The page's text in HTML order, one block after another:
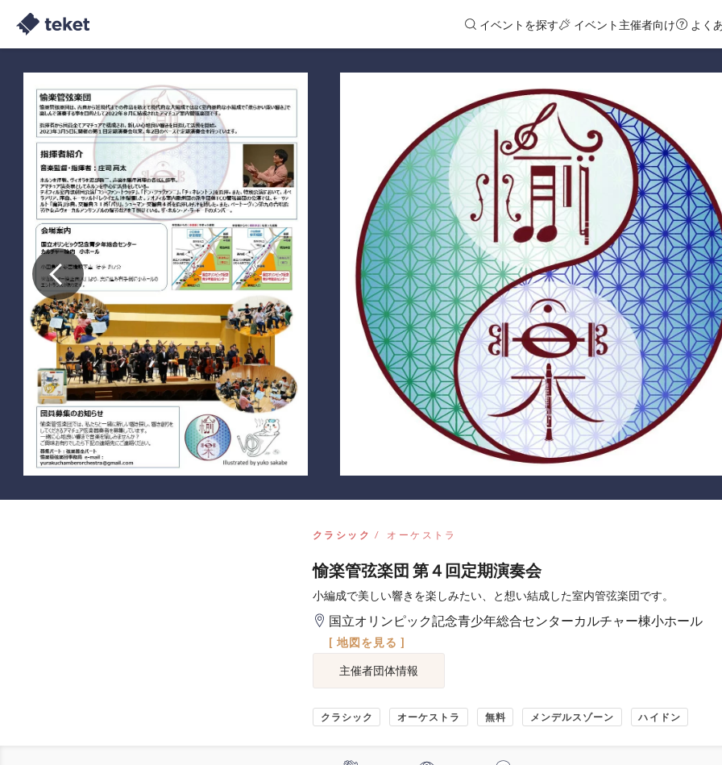
イベントを探す イベント主催者向け よく
クラシック オーケストラ
愉楽管弦楽団 第４回定期演奏会
小編成で美しい響きを楽しみたい、と想い結成した室内管弦楽団です。
国立オリンピック記念青少年総合センターカルチャー棟小ホール
[ 地図を見る ]
主催者団体情報
クラシック オーケストラ 無料 メンデルスゾーン ハイドン